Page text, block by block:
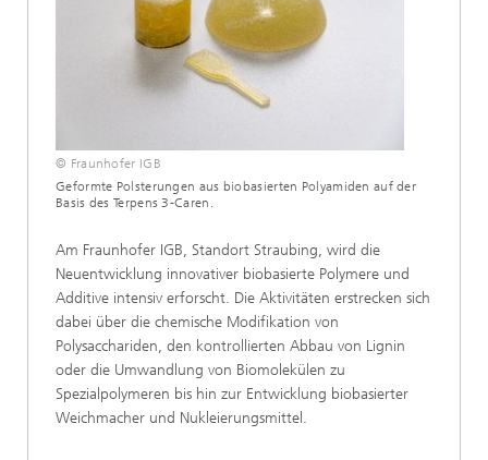
© Fraunhofer IGB
Geformte Polsterungen aus biobasierten Polyamiden auf der
Basis des Terpens 3-Caren.
Am Fraunhofer IGB, Standort Straubing, wird die
Neuentwicklung innovativer biobasierte Polymere und
Additive intensiv erforscht. Die Aktivitäten erstrecken sich
dabei über die chemische Modifikation von
Polysacchariden, den kontrollierten Abbau von Lignin
oder die Umwandlung von Biomolekülen zu
Spezialpolymeren bis hin zur Entwicklung biobasierter
Weichmacher und Nukleierungsmittel.